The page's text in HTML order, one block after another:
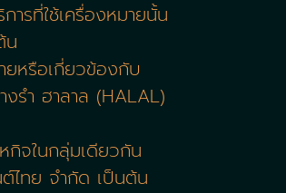
ารที่ใช้เครื่องหมายนั้น
น
ยหรือเกี่ยวข้องกับ
รำ ฮาลาล (HALAL)
กิจในกลุ่มเดียวกัน
ไทย จำกัด เป็นต้น